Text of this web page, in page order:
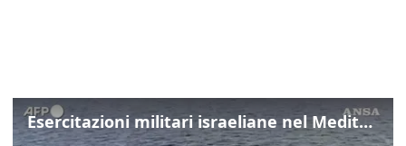
Esercitazioni militari israeliane nel Mediterraneo e nel Mar Rosso